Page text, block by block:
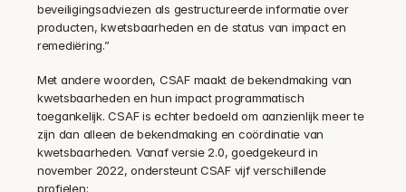
beveiligingsadviezen als gestructureerde informatie over
producten, kwetsbaarheden en de status van impact en
remediëring.”
Met andere woorden, CSAF maakt de bekendmaking van
kwetsbaarheden en hun impact programmatisch
toegankelijk. CSAF is echter bedoeld om aanzienlijk meer te
zijn dan alleen de bekendmaking en coördinatie van
kwetsbaarheden. Vanaf versie 2.0, goedgekeurd in
november 2022, ondersteunt CSAF vijf verschillende
profielen: